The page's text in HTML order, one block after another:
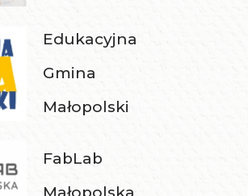
Edukacyjna
Gmina
Małopolski
FabLab